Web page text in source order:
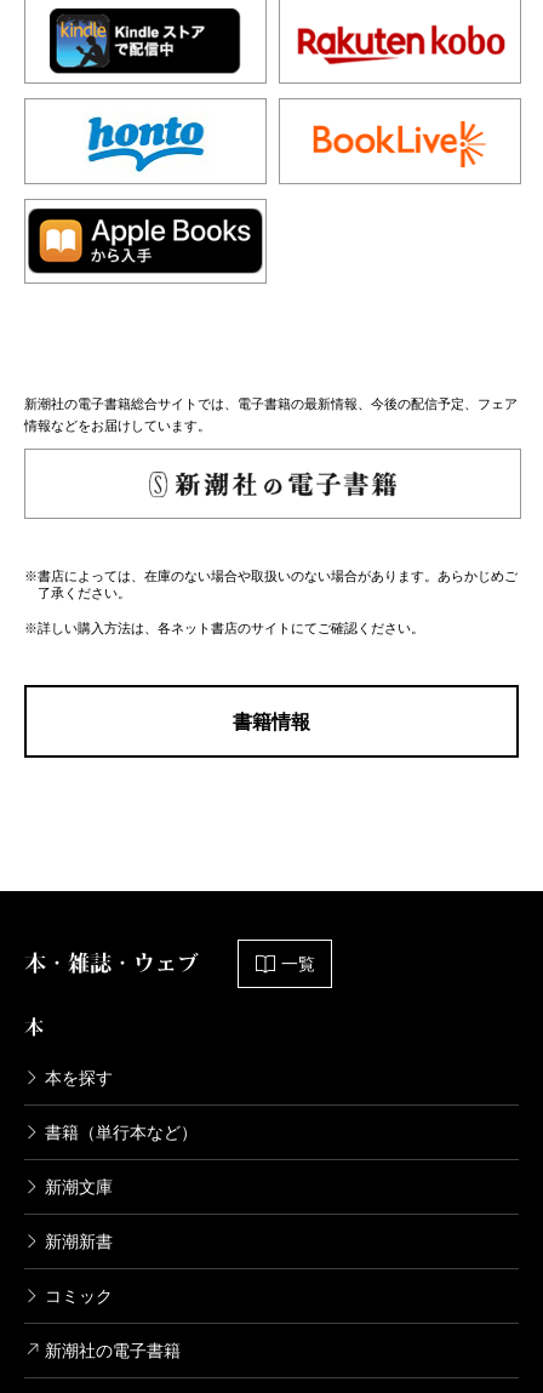
新潮社の電子書籍総合サイトでは、電子書籍の最新情報、今後の配信予定、フェア
情報などをお届けしています。
※書店によっては、在庫のない場合や取扱いのない場合があります。あらかじめご
了承ください。
※詳しい購入方法は、各ネット書店のサイトにてご確認ください。
書籍情報
本・雑誌・ウェブ 一覧
本
本を探す
書籍（単行本など）
新潮文庫
新潮新書
コミック
新潮社の電子書籍